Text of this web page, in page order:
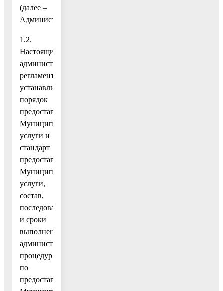
(далее –
Администрация).
1.2.
Настоящий
административный
регламент
устанавливает
порядок
предоставления
Муниципальной
услуги и
стандарт
предоставления
Муниципальной
услуги,
состав,
последовательность
и сроки
выполнения
административных
процедур
по
предоставлению